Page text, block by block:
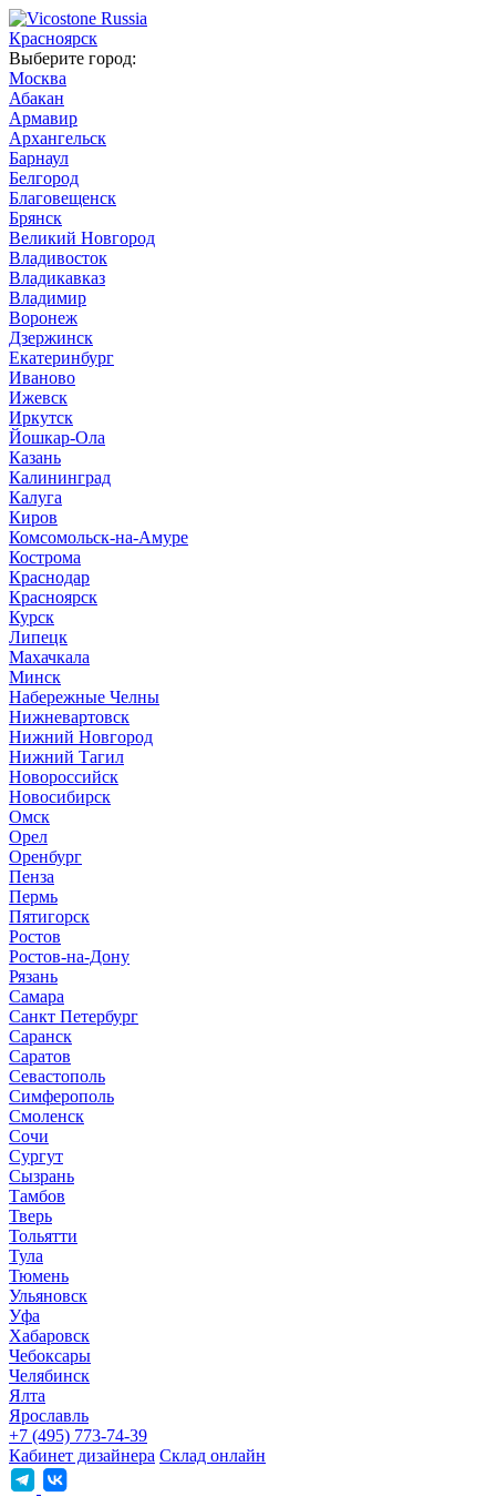
Красноярск
Выберите город:
Москва
Абакан
Армавир
Архангельск
Барнаул
Белгород
Благовещенск
Брянск
Великий Новгород
Владивосток
Владикавказ
Владимир
Воронеж
Дзержинск
Екатеринбург
Иваново
Ижевск
Иркутск
Йошкар-Ола
Казань
Калининград
Калуга
Киров
Комсомольск-на-Амуре
Кострома
Краснодар
Красноярск
Курск
Липецк
Махачкала
Минск
Набережные Челны
Нижневартовск
Нижний Новгород
Нижний Тагил
Новороссийск
Новосибирск
Омск
Орел
Оренбург
Пенза
Пермь
Пятигорск
Ростов
Ростов-на-Дону
Рязань
Самара
Санкт Петербург
Саранск
Саратов
Севастополь
Симферополь
Смоленск
Сочи
Сургут
Сызрань
Тамбов
Тверь
Тольятти
Тула
Тюмень
Ульяновск
Уфа
Хабаровск
Чебоксары
Челябинск
Ялта
Ярославль
+7 (495) 773-74-39
Кабинет дизайнера Склад онлайн